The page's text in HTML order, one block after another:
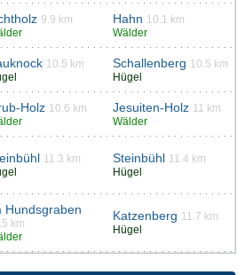
9.9 km
Hahn 10.1 km
Wälder
10.5 km
Schallenberg 10.5 km
Hügel
Holz 10.6 km
Jesuiten-Holz 11 km
Wälder
11.3 km
Steinbühl
11.4 km
Hügel
Hundsgraben
km
Katzenberg 11.7 km
Hügel